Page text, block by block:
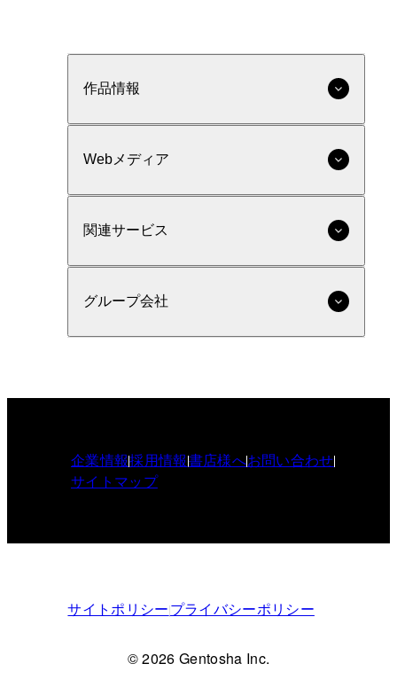
作品情報
Webメディア
関連サービス
グループ会社
企業情報採用情報書店様へお問い合わせ
サイトマップ
サイトポリシープライバシーポリシー
© 2026 Gentosha Inc.